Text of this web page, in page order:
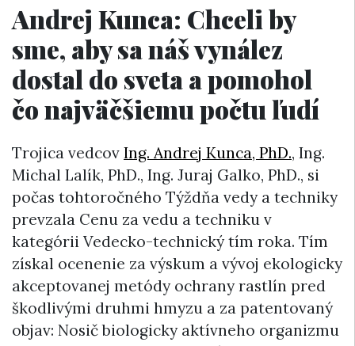
Andrej Kunca: Chceli by
sme, aby sa náš vynález
dostal do sveta a pomohol
čo najväčšiemu počtu ľudí
Trojica vedcov Ing. Andrej Kunca, PhD., Ing.
Michal Lalík, PhD., Ing. Juraj Galko, PhD., si
počas tohtoročného Týždňa vedy a techniky
prevzala Cenu za vedu a techniku v
kategórii Vedecko-technický tím roka. Tím
získal ocenenie za výskum a vývoj ekologicky
akceptovanej metódy ochrany rastlín pred
škodlivými druhmi hmyzu a za patentovaný
objav: Nosič biologicky aktívneho organizmu